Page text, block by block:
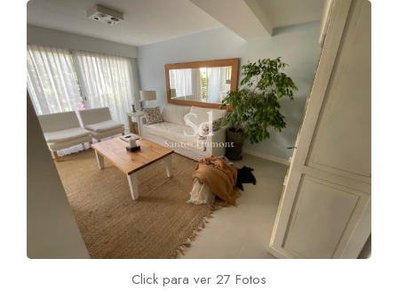
Click para ver 27 Fotos